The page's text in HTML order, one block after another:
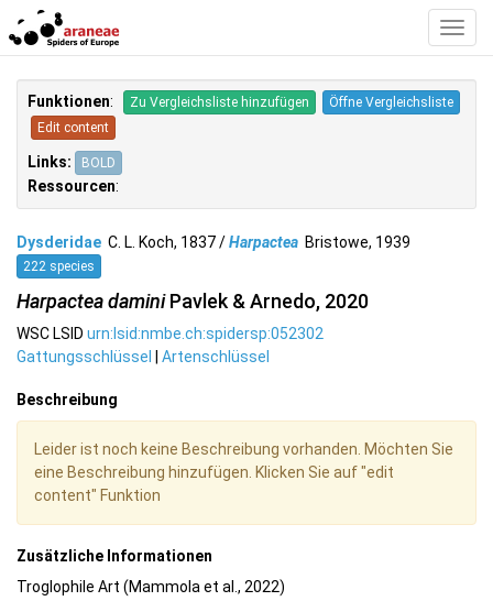
Funktionen: Zu Vergleichsliste hinzufügen
Öffne Vergleichsliste
Edit content
Links: BOLD
Ressourcen:
Dysderidae C. L. Koch, 1837 /Harpactea Bristowe, 1939
222 species
Harpactea daminiPavlek & Arnedo, 2020
WSC LSID urn:lsid:nmbe.ch:spidersp:052302
Gattungsschlüssel
Artenschlüssel
Beschreibung
Leider ist noch keine Beschreibung vorhanden. Möchten Sie
eine Beschreibung hinzufügen. Klicken Sie auf "edit
content" Funktion
Zusätzliche Informationen
Troglophile Art (Mammola et al., 2022)